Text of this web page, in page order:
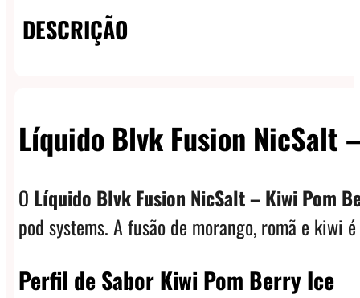
Berry
DESCRIÇÃO
Líquido Blvk Fusion NicSalt
O Líquido Blvk Fusion NicSalt – Kiwi Pom
pod systems. A fusão de morango, romã e
Perfil de Sabor Kiwi Pom Berry Ice